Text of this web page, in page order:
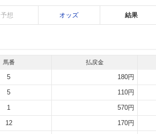
予想 オッズ 結果
馬番 払戻金
5 180円
5 110円
1 570円
12 170円